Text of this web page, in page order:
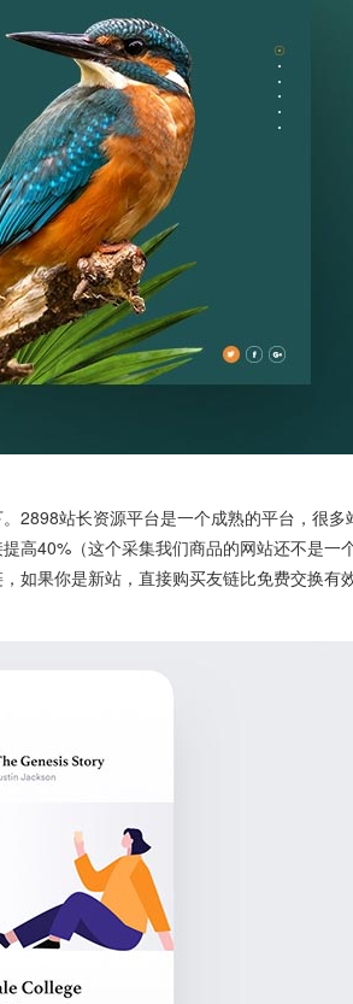
2898站长资源平台是一个成熟的平台，很多
高40%（这个采集我们商品的网站还不是一
如果你是新站，直接购买友链比免费交换有效